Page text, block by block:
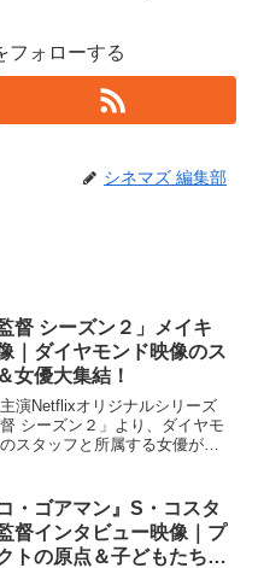
フォローする
シネマズ 編集部
督 シーズン２」メイキ
｜ダイヤモンド映像のス
女優大集結！
演Netflixオリジナルシリーズ
督 シーズン２」より、ダイヤモ
スタッフと所属する女優が一
田（玉山鉄二）と袂を分ち、村
之）...
・ゴアマン』S・コスタ
督インタビュー映像｜プ
トの原点＆子どもたちの